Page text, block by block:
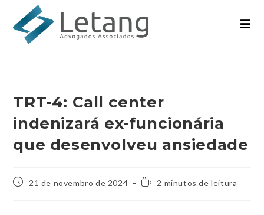
TRT-4: Call center
indenizará ex-funcionária
que desenvolveu ansiedade
21 de novembro de 2024 2 minutos de leitura